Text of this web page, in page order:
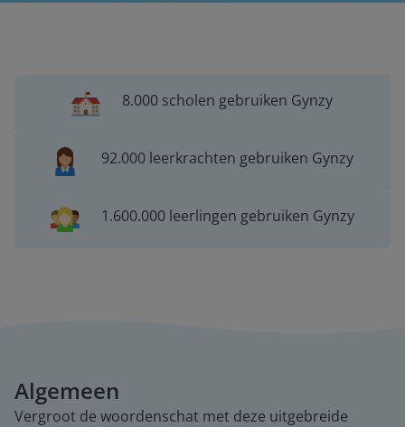
8.000 scholen gebruiken Gynzy
92.000 leerkrachten gebruiken Gynzy
1.600.000 leerlingen gebruiken Gynzy
Algemeen
Vergroot de woordenschat met deze uitgebreide